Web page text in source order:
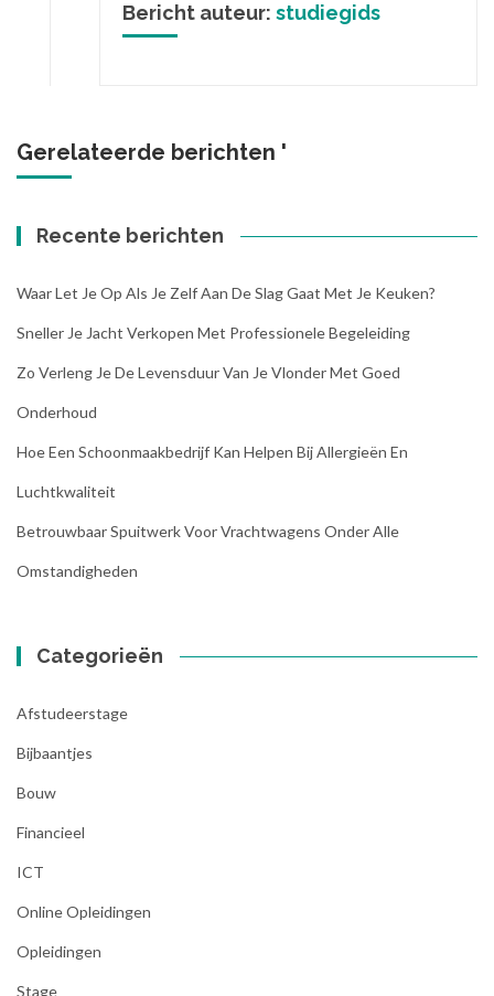
Bericht auteur: studiegids
Gerelateerde berichten '
Recente berichten
Waar Let Je Op Als Je Zelf Aan De Slag Gaat Met Je Keuken?
Sneller Je Jacht Verkopen Met Professionele Begeleiding
Zo Verleng Je De Levensduur Van Je Vlonder Met Goed
Onderhoud
Hoe Een Schoonmaakbedrijf Kan Helpen Bij Allergieën En
Luchtkwaliteit
Betrouwbaar Spuitwerk Voor Vrachtwagens Onder Alle
Omstandigheden
Categorieën
Afstudeerstage
Bijbaantjes
Bouw
Financieel
ICT
Online Opleidingen
Opleidingen
Stage